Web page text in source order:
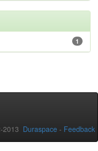
1
2013 Duraspace - Feedback